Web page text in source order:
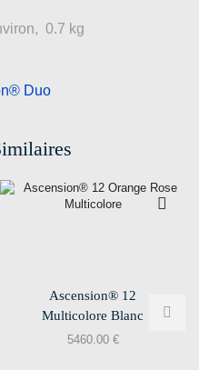
0.7 kg
Duo
Ascension® 12
Multicolore Blanc
5460.00 €